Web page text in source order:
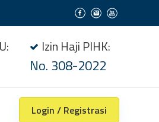
Izin Haji PIHK:
No. 308-2022
Login / Registrasi